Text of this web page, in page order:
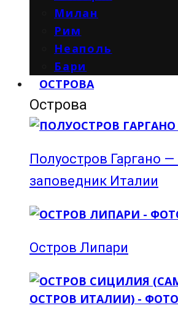
Милан
Рим
Неаполь
Бари
ОСТРОВА
Острова
Полуостров Гаргано
заповедник Италии
Остров Липари